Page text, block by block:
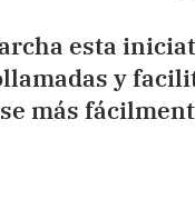
esta
y
más